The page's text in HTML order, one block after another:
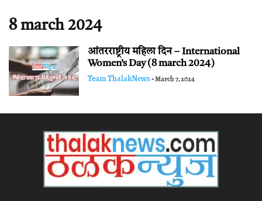
8 march 2024
आंतरराष्ट्रीय महिला दिन – International
Women’s Day (8 march 2024)
Team ThalakNews-March 7, 2024